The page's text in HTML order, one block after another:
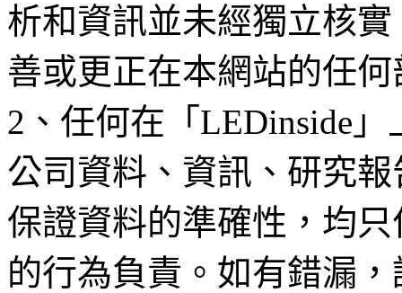
析和資訊並未經獨立核
善或更正在本網站的任
2、任何在「LEDinside
公司資料、資訊、研究
保證資料的準確性，均
的行為負責。如有錯漏